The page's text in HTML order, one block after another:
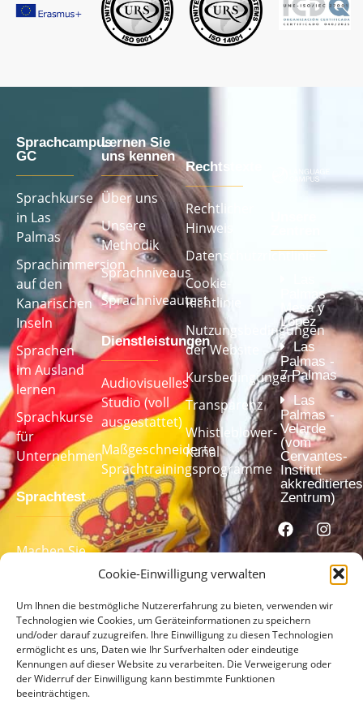
Cookie-Einwilligung verwalten
Um Ihnen die bestmögliche Nutzererfahrung zu bieten, verwenden wir
Technologien wie Cookies, um Geräteinformationen zu speichern
und/oder darauf zuzugreifen. Ihre Einwilligung zu diesen Technologien
ermöglicht es uns, Daten wie Ihr Surfverhalten oder eindeutige
Kennungen auf dieser Website zu verarbeiten. Die Verweigerung oder
der Widerruf der Einwilligung kann bestimmte Funktionen
beeinträchtigen.
Sprachcampus
GC
Sprachkurse
in Las
Palmas
Sprachimmersion
auf den
Kanarischen
Inseln
Sprachen
im Ausland
lernen
Sprachkurse
für
Unternehmen
Sprachtest
Machen Sie
um Ihr
Sprachniveau
zu ermitteln
MACHEN
SIE HIER
Lernen Sie
uns kennen
Über uns
Unsere
Methodik
Sprachniveaus
Sprachniveautest
Dienstleistungen
Audiovisuelles
Studio (voll
ausgestattet)
Maßgeschneiderte
Sprachtrainingsprogramme
Rechtstexte
Rechtlicher
Hinweis
Datenschutzrichtlinie
Cookie-
Richtlinie
Nutzungsbedingungen
der Website
Kursbedingungen
Transparenz
Whistleblower-
Kanal
Palmas -
Mesa y
López
Las
Palmas -
7 Palmas
Las
Palmas -
Velarde
(vom
Cervantes-
Institut
akkreditiertes
Zentrum)